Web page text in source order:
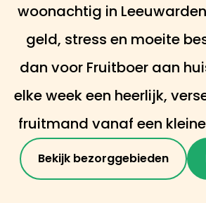
woonachtig in
geld, stress en moeite
dan voor Fruitboer aan
elke week een heerlijk,
fruitmand vanaf een
Bekijk bezorggebieden